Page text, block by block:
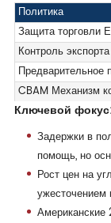
Политика
Защита торговли
Контроль
Предварительное
CBAM Механизм
Ключевой
Задержки в
помощь, но
Рост цен на
ужесточением